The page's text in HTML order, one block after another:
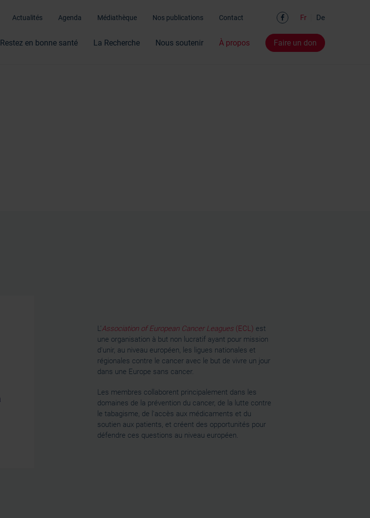
Actualités Agenda Médiathèque Nos publications Contact Facebook
Fr De
Restez en bonne santé La Recherche Nous soutenir À propos Faire un don
L’Association of European Cancer Leagues (ECL) est
une organisation à but non lucratif ayant pour mission
d'unir, au niveau européen, les ligues nationales et
régionales contre le cancer avec le but de vivre un jour
dans une Europe sans cancer.
Les membres collaborent principalement dans les
domaines de la prévention du cancer, de la lutte contre
le tabagisme, de l'accès aux médicaments et du
soutien aux patients, et créent des opportunités pour
défendre ces questions au niveau européen.